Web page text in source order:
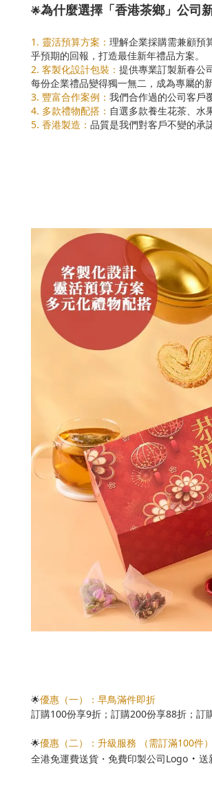
🌟為什麼選擇「香港茶鄉」公司
1. 靈活預算方案： 理解企業採購需兼顧預
乎預期的回報，打造最佳新年禮品方案。
2. 客製化設計包裝： 提供專業訂製新春公
每份企業禮品變得獨一無二，成為專屬的新
3. 豐富合作案例： 我們合作過的公司客戶
4. 多款禮物配搭： 自選多款養生花茶、水
5. 香港製造： 品質是我們對客戶不變的承
🌟優惠（一）：早鳥滿件即折
訂購100份享9折；訂購200份享88折；訂
🌟優惠（二）：升級服務 （需訂滿100件）
全港免運費送貨・免費印製公司Logo ・ 送